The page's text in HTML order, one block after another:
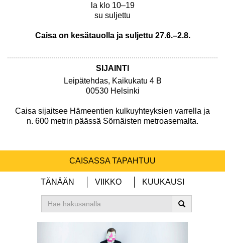
la klo 10–19
su suljettu
Caisa on kesätauolla ja suljettu 27.6.–2.8.
SIJAINTI
Leipätehdas, Kaikukatu 4 B
00530 Helsinki
Caisa sijaitsee Hämeentien kulkuyhteyksien varrella ja
n. 600 metrin päässä Sörnäisten metroasemalta.
CAISASSA TAPAHTUU
TÄNÄÄN VIIKKO KUUKAUSI